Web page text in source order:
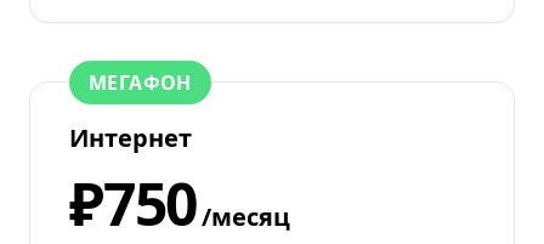
МЕГАФОН
Интернет
₽750/месяц